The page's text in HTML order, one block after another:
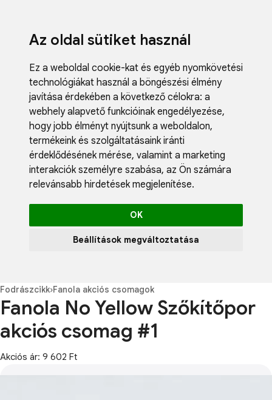
Az oldal sütiket használ
Ez a weboldal cookie-kat és egyéb nyomkövetési
technológiákat használ a böngészési élmény
javítása érdekében a következő célokra: a
webhely alapvető funkcióinak engedélyezése,
hogy jobb élményt nyújtsunk a weboldalon,
termékeink és szolgáltatásaink iránti
érdeklődésének mérése, valamint a marketing
interakciók személyre szabása, az Ön számára
relevánsabb hirdetések megjelenítése.
OK
Beállítások megváltoztatása
Blog
Fodrászcikk›Fanola akciós csomagok
Fanola No Yellow Szőkítőpor
akciós csomag #1
Akciós ár: 9 602 Ft